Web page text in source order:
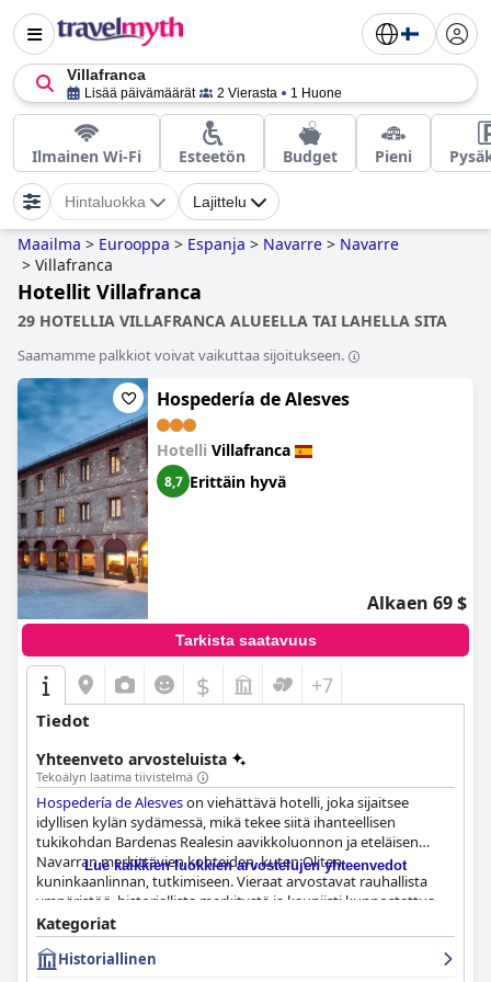
Villafranca
Lisää päivämäärät 2 Vierasta 1 Huone
Ilmainen Wi-Fi Esteetön Budget Pieni
Hintaluokka Lajittelu
Maailma > Eurooppa > Espanja > Navarre > Navarre
> Villafranca
Hotellit Villafranca
29 HOTELLIA VILLAFRANCA ALUEELLA TAI LAHELLA SITA
Saamamme palkkiot voivat vaikuttaa sijoitukseen.
Hospedería de Alesves
Hotelli Villafranca
8,7 Erittäin hyvä
Alkaen 69 $
Tarkista saatavuus
$ +7
Tiedot
Yhteenveto arvosteluista
Tekoälyn laatima tiivistelmä
Hospedería de Alesveson viehättävä hotelli, joka sijaitsee
idyllisen kylän sydämessä, mikä tekee siitä ihanteellisen
tukikohdan Bardenas Realesin aavikkoluonnon ja eteläisen
Navarran merkittävien kohteiden, kuten Oliten
kuninkaanlinnan, tutkimiseen. Vieraat arvostavat rauhallista
ympäristöä, historiallista merkitystä ja kauniisti kunnostettua
rakennusta, joka toimi aiemmin oppilaitoksena ja luostarina.
Rauhallinen terassi puiden alla ja kauniisti sisustetut sisätilat
lisäävät ainutlaatuista tunnelmaa tarjoten rauhallisen
Lue kaikkien luokkien arvostelujen yhteenvedot
Kategoriat
Historiallinen